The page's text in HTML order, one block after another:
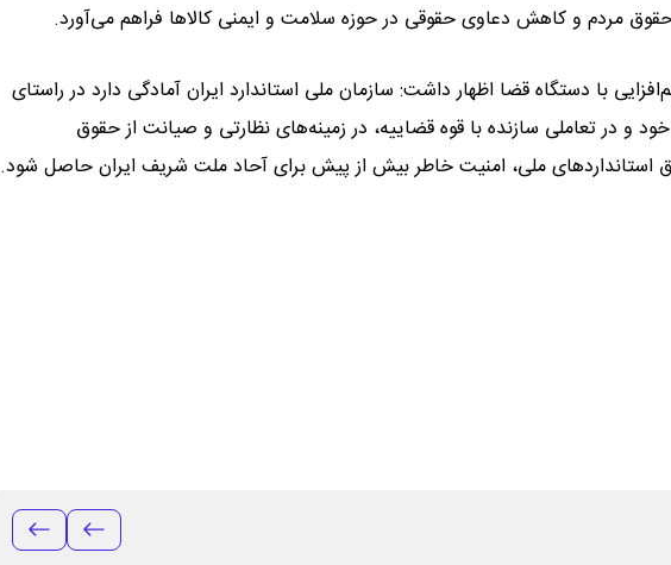
حقوق مردم و کاهش دعاوی حقوقی در حوزه سلامت و ایمنی کالاها فراهم می‌آورد.
با دستگاه قضا اظهار داشت: سازمان ملی استاندارد ایران آمادگی دارد در راستای
و در تعاملی سازنده با قوه قضاییه، در زمینه‌های نظارتی و صیانت از حقوق
استانداردهای ملی، امنیت خاطر بیش از پیش برای آحاد ملت شریف ایران حاصل شود.